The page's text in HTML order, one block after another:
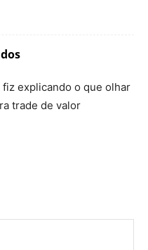
explicando o que olhar
trade de valor